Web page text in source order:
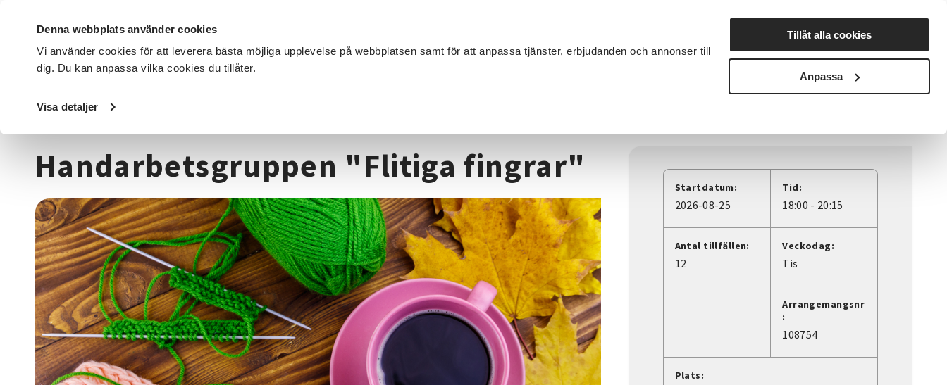
Denna webbplats använder cookies
Vi använder cookies för att leverera bästa möjliga upplevelse på webbplatsen samt för att anpassa tjänster, erbjudanden och annonser till
dig. Du kan anpassa vilka cookies du tillåter.
Visa detaljer
Tillåt alla cookies
Anpassa
DET HÄR GÖR VI FÖR DIG SOM SÖK KURSER OCH EVENEMANG Nyheter Avdelningar
Startsida / Kurser och evenemang
Handarbetsgruppen "Flitiga fingrar"
Startdatum:
2026-08-25
Tid:
18:00 - 20:15
Antal tillfällen:
12
Veckodag:
Tis
Arrangemangsnr
:
108754
Plats: